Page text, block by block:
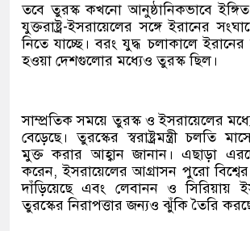
তবে তুরস্ক কখনো আনুষ্ঠানিকভাবে
যুক্তরাষ্ট্র-ইসরায়েলের সঙ্গে ইরানের
নিতে যাচ্ছে। বরং যুদ্ধ চলাকালে ইরানের
হওয়া দেশগুলোর মধ্যেও তুরস্ক ছিল।
সাম্প্রতিক সময়ে তুরস্ক ও ইসরায়েলের
বেড়েছে। তুরস্কের স্বরাষ্ট্রমন্ত্রী চলতি
মুক্ত করার আহ্বান জানান। এছাড়া
করেন, ইসরায়েলের আগ্রাসন পুরো
দাঁড়িয়েছে এবং লেবানন ও সিরিয়ায়
তুরস্কের নিরাপত্তার জন্যও ঝুঁকি তৈরি